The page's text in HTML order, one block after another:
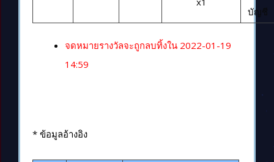
บัญชี
จดหมายรางวัลจะถูกลบทิ้งใน 2022-01-19
14:59
* ข้อมูลอ้างอิง